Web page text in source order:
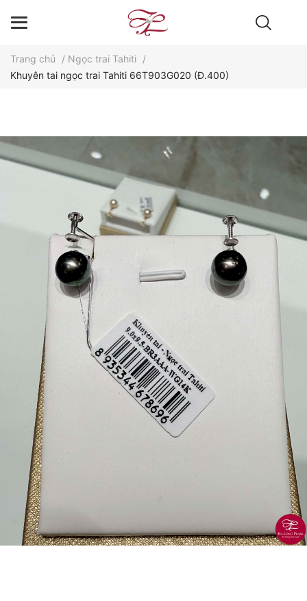
Trang chủ / Ngọc trai Tahiti /
Khuyên tai ngọc trai Tahiti 66T903G020 (Đ.400)